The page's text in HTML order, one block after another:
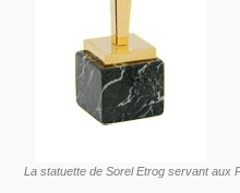
La statuette de Sorel Etrog servant aux